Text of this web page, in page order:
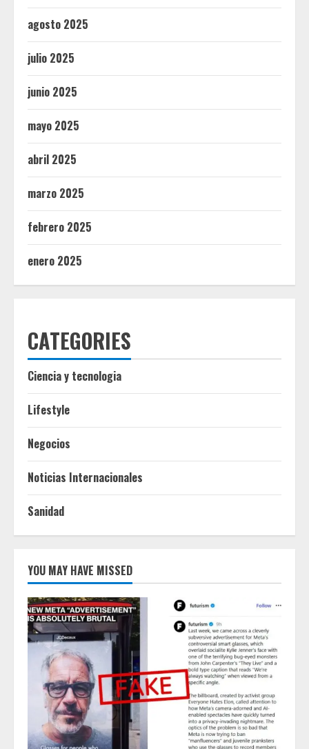
agosto 2025
julio 2025
junio 2025
mayo 2025
abril 2025
marzo 2025
febrero 2025
enero 2025
CATEGORIES
Ciencia y tecnologia
Lifestyle
Negocios
Noticias Internacionales
Sanidad
YOU MAY HAVE MISSED